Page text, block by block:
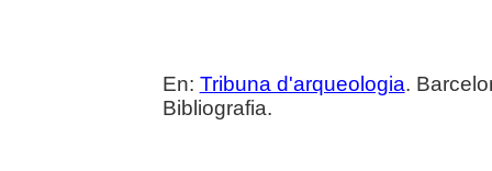
En: Tribuna d'arqueologia.
Bibliografia.